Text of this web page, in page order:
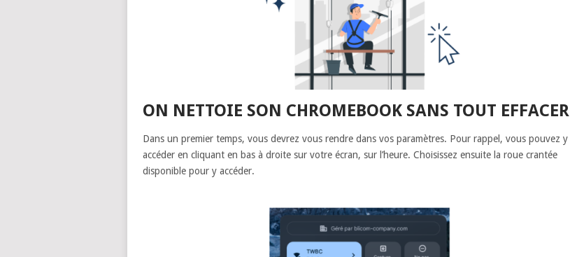
ON NETTOIE SON CHROMEBOOK SANS TOUT EFFACER
Dans un premier temps, vous devrez vous rendre dans vos paramètres. Pour rappel, vous pouvez y
accéder en cliquant en bas à droite sur votre écran, sur l’heure. Choisissez ensuite la roue crantée
disponible pour y accéder.